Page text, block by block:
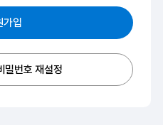
가입
밀번호 재설정